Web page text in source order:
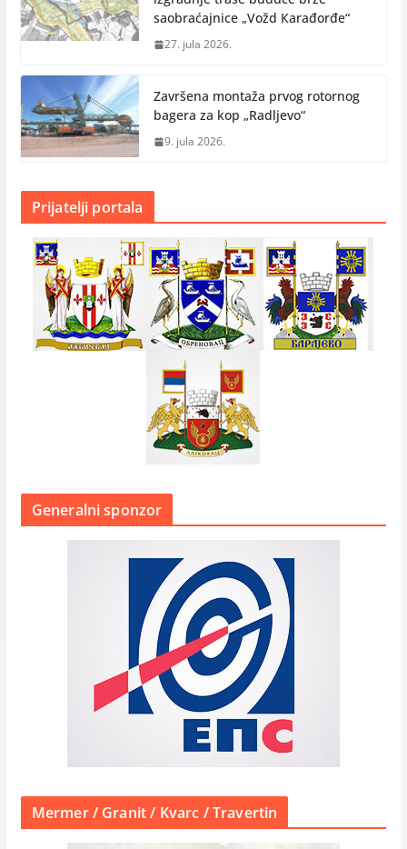
saobraćajnice „Vožd Кarađorđe“
27. jula 2026.
Završena montaža prvog rotornog
bagera za kop „Radlјevo“
9. jula 2026.
Prijatelji portala
Generalni sponzor
Mermer / Granit / Kvarc / Travertin